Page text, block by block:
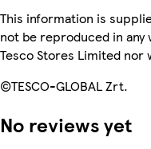
This information is
not be reproduced in
Tesco Stores Limited
©TESCO-GLOBAL Zrt.
No reviews yet